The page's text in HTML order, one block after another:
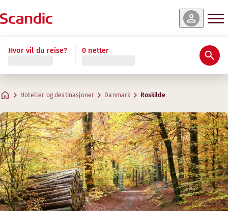
Hvor vil du reise? 0 netter
Hoteller og destinasjoner Danmark Roskilde